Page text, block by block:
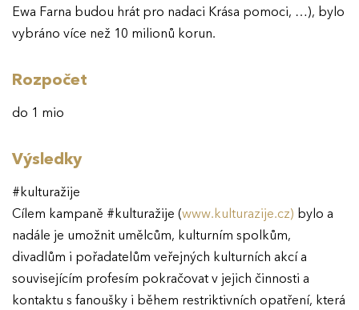
Ewa Farna budou hrát pro nadaci Krása pomoci, …), bylo
vybráno více než 10 milionů korun.
Rozpočet
do 1 mio
Výsledky
#kulturažije
Cílem kampaně #kulturažije (www.kulturazije.cz) bylo a
nadále je umožnit umělcům, kulturním spolkům,
divadlům i pořadatelům veřejných kulturních akcí a
souvisejícím profesím pokračovat v jejich činnosti a
kontaktu s fanoušky i během restriktivních opatření, která